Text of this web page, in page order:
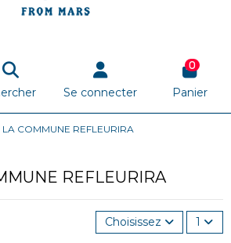
Se connecter
0
Panier
LA COMMUNE REFLEURIRA
REFLEURIRA
Choisissez 1